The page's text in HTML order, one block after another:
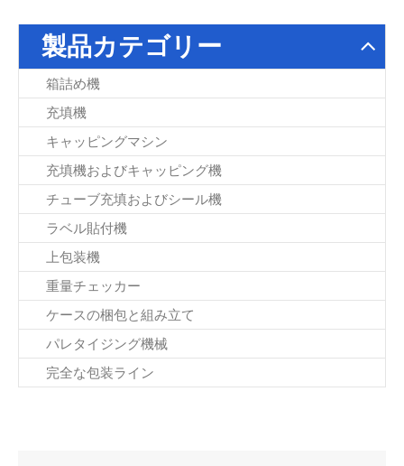
製品カテゴリー
箱詰め機
充填機
キャッピングマシン
充填機およびキャッピング機
チューブ充填およびシール機
ラベル貼付機
上包装機
重量チェッカー
ケースの梱包と組み立て
パレタイジング機械
完全な包装ライン